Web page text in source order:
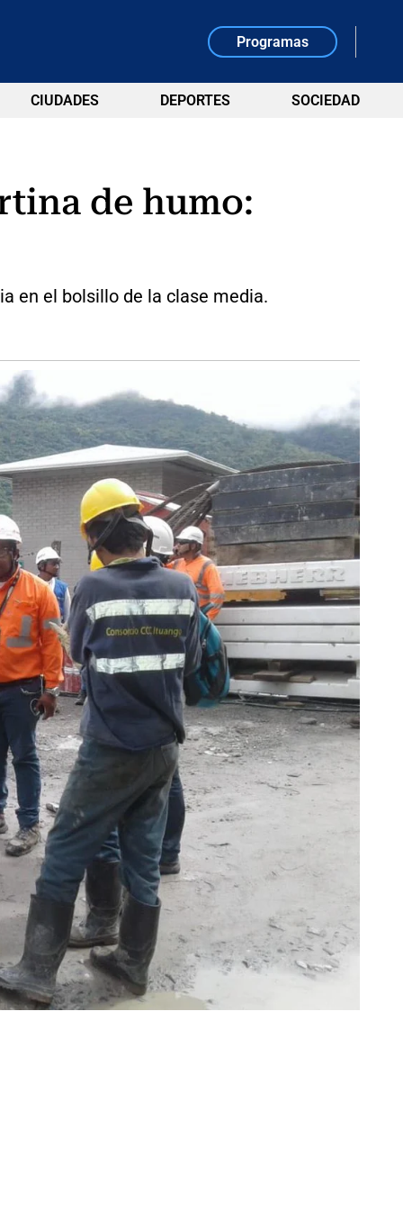
Programas
CIUDADES DEPORTES SOCIEDAD
de humo:
en el bolsillo de la clase media.